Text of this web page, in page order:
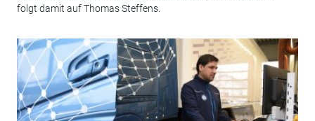
folgt damit auf Thomas Steffens.